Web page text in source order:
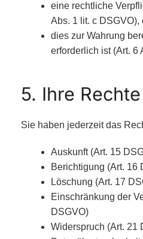
eine rechtliche
Abs. 1 lit. c DSGVO),
dies zur Wahrung
erforderlich ist (Art. 6
5. Ihre Rechte
Sie haben jederzeit das
Auskunft (Art. 15
Berichtigung (Art. 16
Löschung (Art. 17
Einschränkung der
DSGVO)
Widerspruch (Art. 21